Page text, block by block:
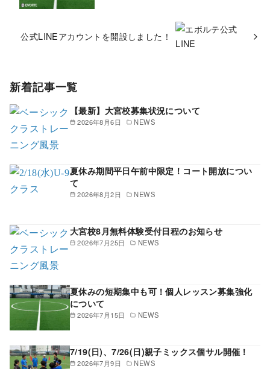
公式LINEアカウントを開設しました！
新着記事一覧
2026年8月6日 NEWS
【最新】大宮校募集状況について
2026年8月2日 NEWS
夏休み期間平日午前中限定！コート開放につい
て
2026年7月25日 NEWS
大宮校8月無料体験受付日程のお知らせ
2026年7月15日 NEWS
夏休みの短期集中も可！個人レッスン募集強化
について
2026年7月9日 NEWS
7/19(日)、7/26(日)親子ミックス個サル開催！